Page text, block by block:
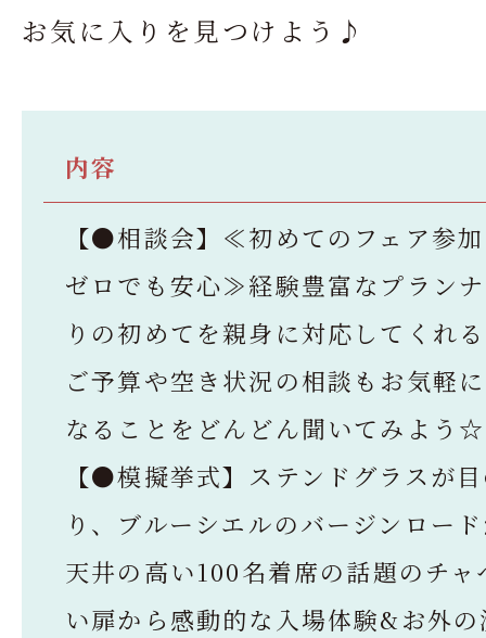
お気に入りを見つけよう♪
内容
【●相談会】≪初めてのフェア参
ゼロでも安心≫経験豊富なプラン
りの初めてを親身に対応してくれ
ご予算や空き状況の相談もお気軽
なることをどんどん聞いてみよう☆
【●模擬挙式】ステンドグラスが
り、ブルーシエルのバージンロー
天井の高い100名着席の話題のチャ
い扉から感動的な入場体験&お外